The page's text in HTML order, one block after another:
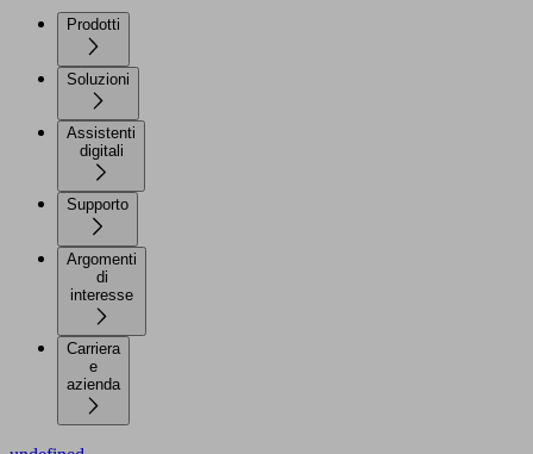
Prodotti
Soluzioni
Assistenti
Supporto
Argomenti
di
Carriera
e
azienda